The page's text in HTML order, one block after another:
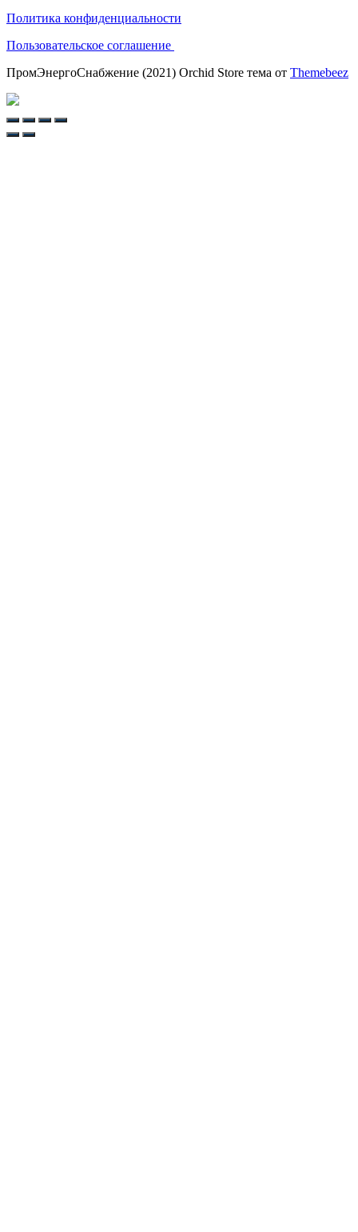
Политика конфиденциальности
Пользовательское соглашение
ПромЭнергоСнабжение (2021) Orchid Store тема от Themebeez